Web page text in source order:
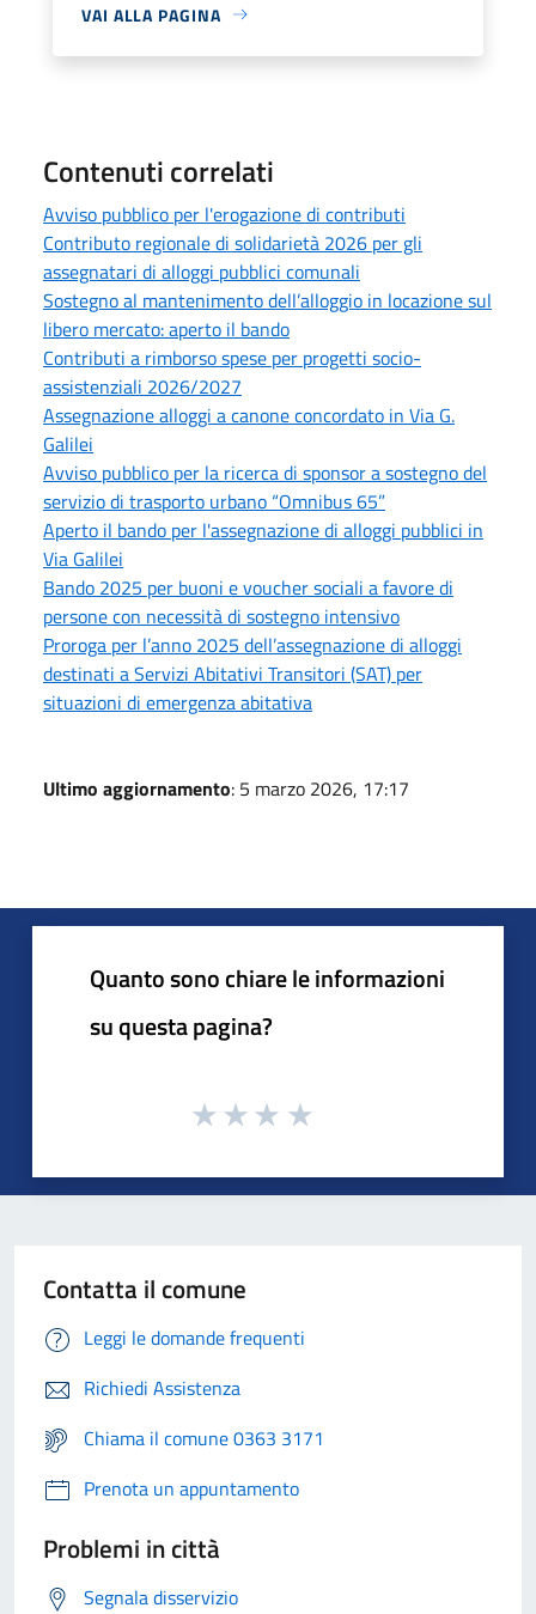
VAI ALLA PAGINA
Contenuti correlati
Avviso pubblico per l'erogazione di contributi
Contributo regionale di solidarietà 2026 per gli
assegnatari di alloggi pubblici comunali
Sostegno al mantenimento dell’alloggio in locazione sul
libero mercato: aperto il bando
Contributi a rimborso spese per progetti socio-
assistenziali 2026/2027
Assegnazione alloggi a canone concordato in Via G.
Galilei
Avviso pubblico per la ricerca di sponsor a sostegno del
servizio di trasporto urbano “Omnibus 65”
Aperto il bando per l'assegnazione di alloggi pubblici in
Via Galilei
Bando 2025 per buoni e voucher sociali a favore di
persone con necessità di sostegno intensivo
Proroga per l’anno 2025 dell’assegnazione di alloggi
destinati a Servizi Abitativi Transitori (SAT) per
situazioni di emergenza abitativa
Ultimo aggiornamento: 5 marzo 2026, 17:17
Quanto sono chiare le informazioni
su questa pagina?
Contatta il comune
Leggi le domande frequenti
Richiedi Assistenza
Chiama il comune 0363 3171
Prenota un appuntamento
Problemi in città
Segnala disservizio